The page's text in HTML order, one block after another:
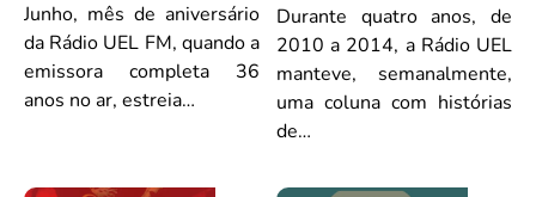
Junho, mês de aniversário
da Rádio UEL FM, quando a
emissora completa 36
anos no ar, estreia…
Durante quatro anos, de
2010 a 2014, a Rádio UEL
manteve, semanalmente,
uma coluna com histórias
de…